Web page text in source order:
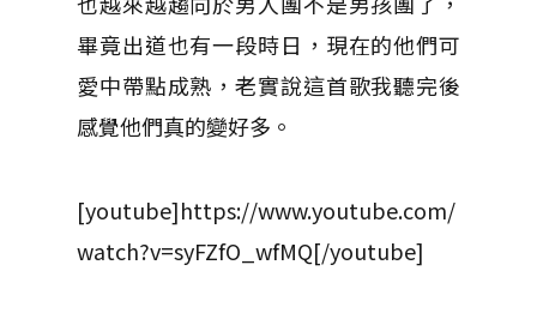
畢竟出道也有一段時日，現在的他們可
愛中帶點成熟，老實說這首歌我聽完後
感覺他們真的變好多。
[youtube]https://www.youtube.com/
watch?v=syFZfO_wfMQ[/youtube]